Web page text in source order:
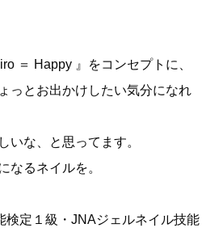
＝ Happy 』をコンセプトに、
っとお出かけしたい気分になれ
いな、と思ってます。
なるネイルを。
検定１級・JNAジェルネイル技能